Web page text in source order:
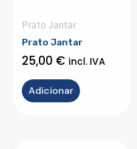
Prato Jantar
Prato Jantar
25,00 € incl. IVA
Adicionar